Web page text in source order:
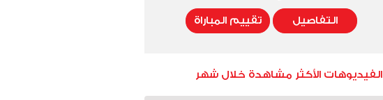
التفاصيل تقييم المباراة
الفيديوهات الأكثر مشاهدة خلال شهر